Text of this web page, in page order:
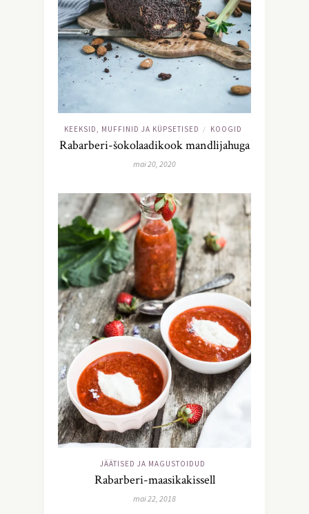
KEEKSID, MUFFINID JA KÜPSETISED / KOOGID
Rabarberi-šokolaadikook mandlijahuga
mai 20, 2020
JÄÄTISED JA MAGUSTOIDUD
Rabarberi-maasikakissell
mai 22, 2018